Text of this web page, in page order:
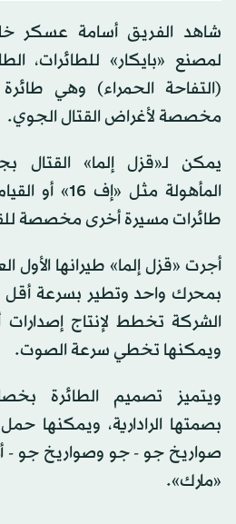
شاهد الفريق أسامة عسكر
لمصنع «بايكار» للطائرات،
(التفاحة الحمراء) وهي
مخصصة لأغراض القتال الجوي.
يمكن لـ«قزل إلما» القتال
المأهولة مثل
طائرات مسيرة أخرى مخصصة
أجرت «قزل إلما» طيرانها الأول
بمحرك واحد وتطير بسرعة
الشركة تخطط لإنتاج
ويمكنها تخطي سرعة الصوت.
ويتميز تصميم الطائرة
بصمتها الرادارية، ويمكنها
صواريخ جو - جو وصواريخ جو -
«مارك».